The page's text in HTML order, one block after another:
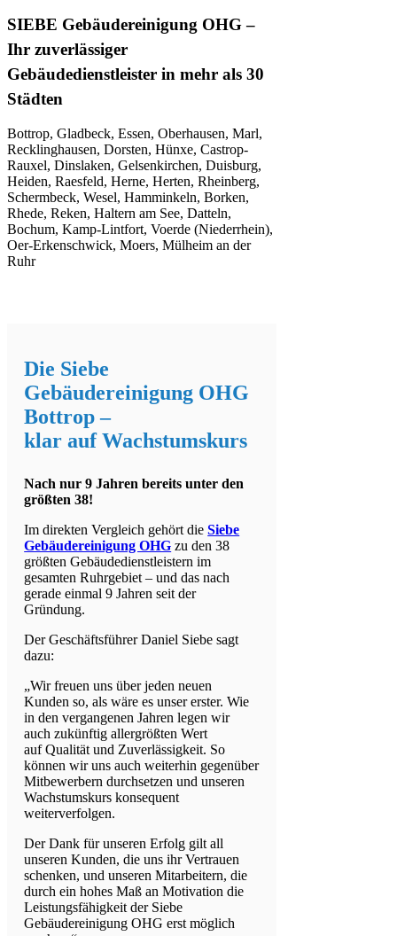
SIEBE Gebäudereinigung OHG –
Ihr zuverlässiger
Gebäudedienstleister in mehr als 30
Städten
Bottrop, Gladbeck, Essen, Oberhausen, Marl,
Recklinghausen, Dorsten, Hünxe, Castrop-
Rauxel, Dinslaken, Gelsenkirchen, Duisburg,
Heiden, Raesfeld, Herne, Herten, Rheinberg,
Schermbeck, Wesel, Hamminkeln, Borken,
Rhede, Reken, Haltern am See, Datteln,
Bochum, Kamp-Lintfort, Voerde (Niederrhein),
Oer-Erkenschwick, Moers, Mülheim an der
Ruhr
Die Siebe
Gebäudereinigung OHG
Bottrop –
klar auf Wachstumskurs
Nach nur 9 Jahren bereits unter den
größten 38!
Im direkten Vergleich gehört dieSiebe
Gebäudereinigung OHG zu den 38
größten Gebäudedienstleistern im
gesamten Ruhrgebiet – und das nach
gerade einmal 9 Jahren seit der
Gründung.
Der Geschäftsführer Daniel Siebe sagt
dazu:
„Wir freuen uns über jeden neuen
Kunden so, als wäre es unser erster. Wie
in den vergangenen Jahren legen wir
auch zukünftig allergrößten Wert
auf Qualität und Zuverlässigkeit. So
können wir uns auch weiterhin gegenüber
Mitbewerbern durchsetzen und unseren
Wachstumskurs konsequent
weiterverfolgen.
Der Dank für unseren Erfolg gilt all
unseren Kunden, die uns ihr Vertrauen
schenken, und unseren Mitarbeitern, die
durch ein hohes Maß an Motivation die
Leistungsfähigkeit der Siebe
Gebäudereinigung OHG erst möglich